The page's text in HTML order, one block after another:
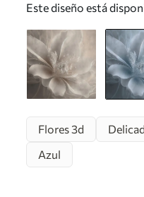
Este diseño está
Flores 3d
Azul